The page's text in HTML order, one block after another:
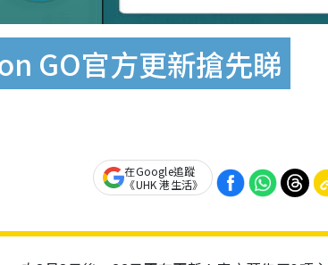
GO官方更新搶先睇
在Google追蹤
《UHK 港生活》